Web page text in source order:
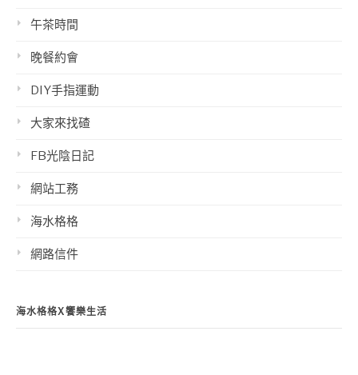
午茶時間
晚餐約會
DIY手指運動
大家來找碴
FB光陰日記
網站工務
海水格格
網路信件
海水格格X饗樂生活